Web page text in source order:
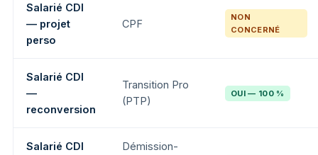
Salarié CDI
— projet
perso
CPF
NON
CONCERNÉ
Salarié CDI
—
reconversion
Transition Pro
(PTP)
OUI — 100 %
Salarié CDI
Démission-